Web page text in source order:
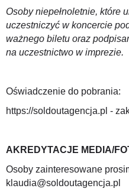
Osoby niepełnoletnie, które
uczestniczyć w koncercie
ważnego biletu oraz
na uczestnictwo w imprezie.
Oświadczenie do pobrania:
https://soldoutagencja.pl -
AKREDYTACJE MEDIA/
Osoby zainteresowane
klaudia@soldoutagencja.pl